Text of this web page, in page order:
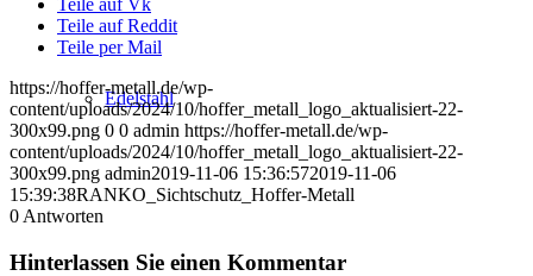
Edelstahl
Teile auf Vk
Teile auf Reddit
Teile per Mail
https://hoffer-metall.de/wp-
content/uploads/2024/10/hoffer_metall_logo_aktualisiert-22-
300x99.png 0 0 admin https://hoffer-metall.de/wp-
content/uploads/2024/10/hoffer_metall_logo_aktualisiert-22-
300x99.png admin2019-11-06 15:36:572019-11-06
15:39:38RANKO_Sichtschutz_Hoffer-Metall
0 Antworten
Hinterlassen Sie einen Kommentar